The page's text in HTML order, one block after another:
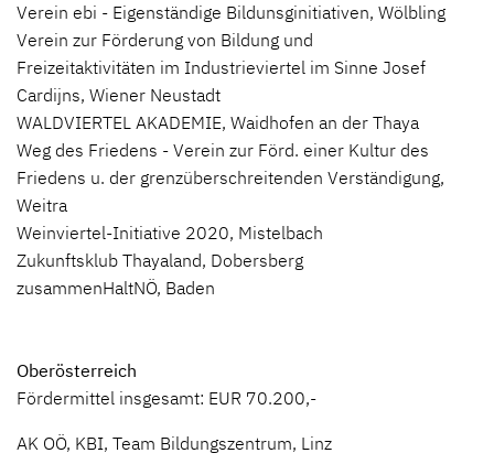
Verein ebi - Eigenständige Bildunsginitiativen, Wölbling
Verein zur Förderung von Bildung und
Freizeitaktivitäten im Industrieviertel im Sinne Josef
Cardijns, Wiener Neustadt
WALDVIERTEL AKADEMIE, Waidhofen an der Thaya
Weg des Friedens - Verein zur Förd. einer Kultur des
Friedens u. der grenzüberschreitenden Verständigung,
Weitra
Weinviertel-Initiative 2020, Mistelbach
Zukunftsklub Thayaland, Dobersberg
zusammenHaltNÖ, Baden
Oberösterreich
Fördermittel insgesamt: EUR 70.200,-
AK OÖ, KBI, Team Bildungszentrum, Linz